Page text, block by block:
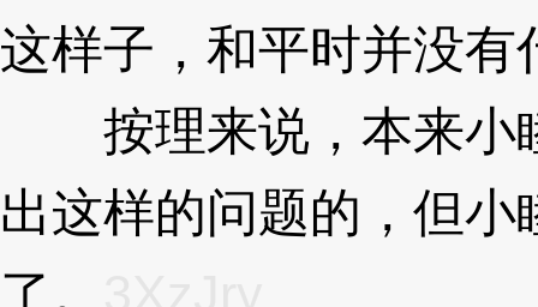
这样子，和平时并没有
按理来说，本来小
出这样的问题的，但
了。